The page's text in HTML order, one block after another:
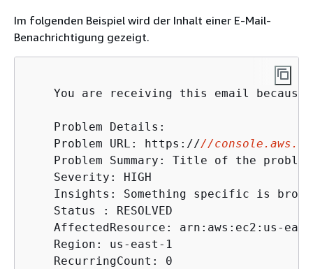
Im folgenden Beispiel wird der Inhalt einer E-Mail-
Benachrichtigung gezeigt.
You are receiving this email
    Problem Details:
    Problem URL: https://
//
    Problem Summary: Title of the problem
    Severity: HIGH
Insights: Something specific is
    Status : RESOLVED
AffectedResource: arn:aws:ec2:us-
    Region: us-east-1
    RecurringCount: 0